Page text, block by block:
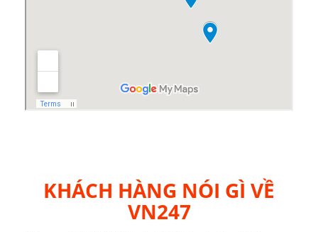
KHÁCH HÀNG NÓI GÌ VỀ
VN247